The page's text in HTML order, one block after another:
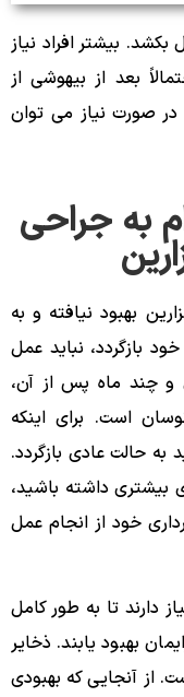
2 تا 5 ساعت طول بکشد. بیشتر افراد نیاز
بعد از بیهوشی از
صورت نیاز می توان
به جراحی
بهبود نیافته و به
بازگردد، نباید عمل
و چند ماه پس از آن،
است. برای اینکه
به حالت عادی بازگردد.
بیشتری داشته باشید،
خود از انجام عمل
دارند تا به طور کامل
بهبود یابند. ذخایر
از آنجایی که بهبودی